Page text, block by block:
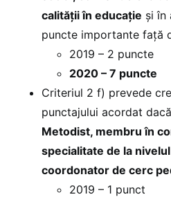
calităţii în educaţie și în
puncte importante față
2019 – 2 puncte
2020 – 7 puncte
Criteriul 2 f) prevede
punctajului acordat
Metodist, membru în
specialitate de la
coordonator de cerc
2019 – 1 punct